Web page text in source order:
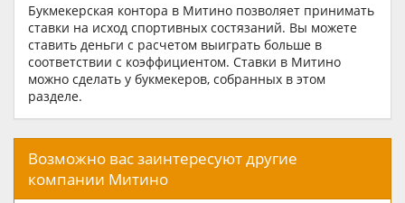
Букмекерская контора в Митино позволяет принимать
ставки на исход спортивных состязаний. Вы можете
ставить деньги с расчетом выиграть больше в
соответствии с коэффициентом. Ставки в Митино
можно сделать у букмекеров, собранных в этом
разделе.
Возможно вас заинтересуют другие
компании Митино